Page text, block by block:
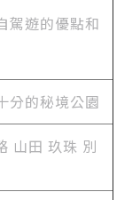
駕遊的優點和
分的秘境公園
山田 玖珠 別